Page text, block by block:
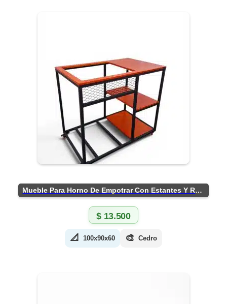
Mueble Para Horno De Empotrar Con Estantes Y Ruedas
$13.500
📐 100x90x60 🎨 Cedro